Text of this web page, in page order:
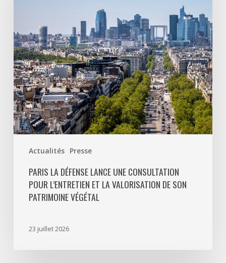
Actualités Presse
consultation
pour
l’entretien
et
la
valorisation
de
son
patrimoine
végétal
PARIS LA DÉFENSE LANCE UNE CONSULTATION
POUR L’ENTRETIEN ET LA VALORISATION DE SON
PATRIMOINE VÉGÉTAL
23 juillet 2026